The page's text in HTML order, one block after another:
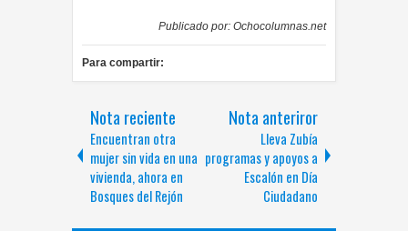
Publicado por: Ochocolumnas.net
Para compartir:
Nota reciente
Encuentran otra
mujer sin vida en una
vivienda, ahora en
Bosques del Rejón
Nota anteriror
Lleva Zubía
programas y apoyos a
Escalón en Día
Ciudadano